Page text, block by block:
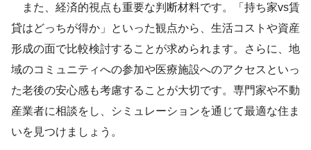
また、経済的視点も重要な判断材料です。「持ち家vs賃
貸はどっちが得か」といった観点から、生活コストや資産
形成の面で比較検討することが求められます。さらに、地
域のコミュニティへの参加や医療施設へのアクセスといっ
た老後の安心感も考慮することが大切です。専門家や不動
産業者に相談をし、シミュレーションを通じて最適な住ま
いを見つけましょう。